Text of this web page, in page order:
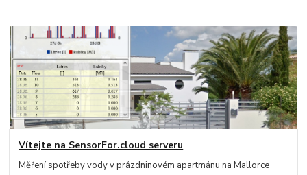
Vítejte na SensorFor.cloud serveru
Měření spotřeby vody v prázdninovém apartmánu na Mallorce